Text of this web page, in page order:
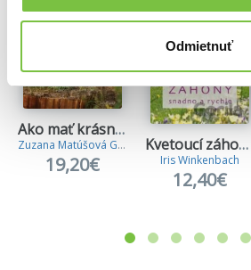
Odmietnuť
Ako mať krásnu jedlú záhradu a nenadrieť sa
Zuzana Matúšová Girgošková
19,20€
Kvetoucí záhony snadno a rychle
Iris Winkenbach
12,40€